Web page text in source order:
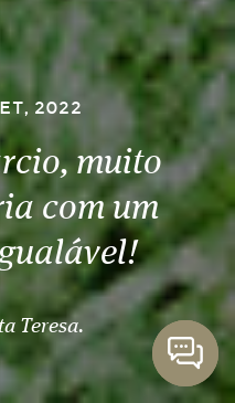
2022
muito
com um
Teresa.